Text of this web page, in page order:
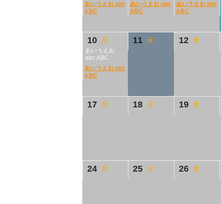
あいうえお abc
ABC
あいうえお abc
ABC
あいうえお abc
ABC
10 月
あいうえお
abc ABC
あいうえお abc
ABC
11 火 12 水
17 月 18 火 19 水
24 月 25 火 26 水